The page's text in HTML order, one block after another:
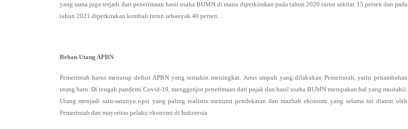
yang sama juga terjadi dari penerimaan hasil usaha BUMN di mana diperkirakan pada tahun 2020 turun sekitar 15 persen dan pada
tahun 2021 diperkirakan kembali turun sebanyak 40 persen.
Beban Utang APBN
Pemerintah harus menutup defisit APBN yang semakin meningkat. Jurus ampuh yang dilakukan Pemerintah, yaitu penambahan
utang baru. Di tengah pandemi Covid-19, menggenjot penerimaan dari pajak dan hasil usaha BUMN merupakan hal yang mustahil.
Utang menjadi satu-satunya opsi yang paling realistis menurut pendekatan dan mazhab ekonomi yang selama ini dianut oleh
Pemerintah dan mayoritas pelaku ekonomi di Indonesia.